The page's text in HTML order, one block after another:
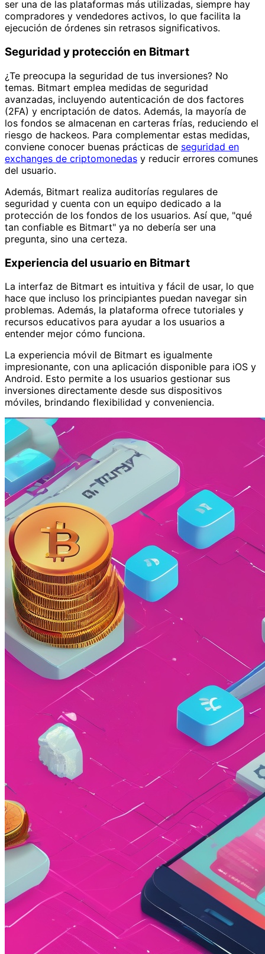
ser una de las plataformas más utilizadas, siempre hay
compradores y vendedores activos, lo que facilita la
ejecución de órdenes sin retrasos significativos.
Seguridad y protección en Bitmart
¿Te preocupa la seguridad de tus inversiones? No
temas. Bitmart emplea medidas de seguridad
avanzadas, incluyendo autenticación de dos factores
(2FA) y encriptación de datos. Además, la mayoría de
los fondos se almacenan en carteras frías, reduciendo el
riesgo de hackeos. Para complementar estas medidas,
conviene conocer buenas prácticas de seguridad en
exchanges de criptomonedas y reducir errores comunes
del usuario.
Además, Bitmart realiza auditorías regulares de
seguridad y cuenta con un equipo dedicado a la
protección de los fondos de los usuarios. Así que, "qué
tan confiable es Bitmart" ya no debería ser una
pregunta, sino una certeza.
Experiencia del usuario en Bitmart
La interfaz de Bitmart es intuitiva y fácil de usar, lo que
hace que incluso los principiantes puedan navegar sin
problemas. Además, la plataforma ofrece tutoriales y
recursos educativos para ayudar a los usuarios a
entender mejor cómo funciona.
La experiencia móvil de Bitmart es igualmente
impresionante, con una aplicación disponible para iOS y
Android. Esto permite a los usuarios gestionar sus
inversiones directamente desde sus dispositivos
móviles, brindando flexibilidad y conveniencia.